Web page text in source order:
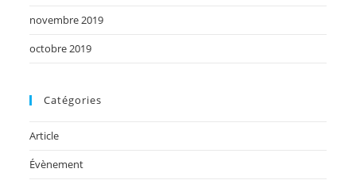
novembre 2019
octobre 2019
Catégories
Article
Évènement